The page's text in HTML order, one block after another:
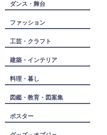
ダンス・舞台
ファッション
工芸・クラフト
建築・インテリア
料理・暮し
図鑑・教育・図案集
ポスター